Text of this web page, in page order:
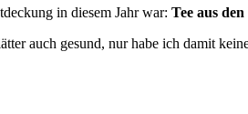
in diesem Jahr war: Tee aus
auch gesund, nur habe ich damit